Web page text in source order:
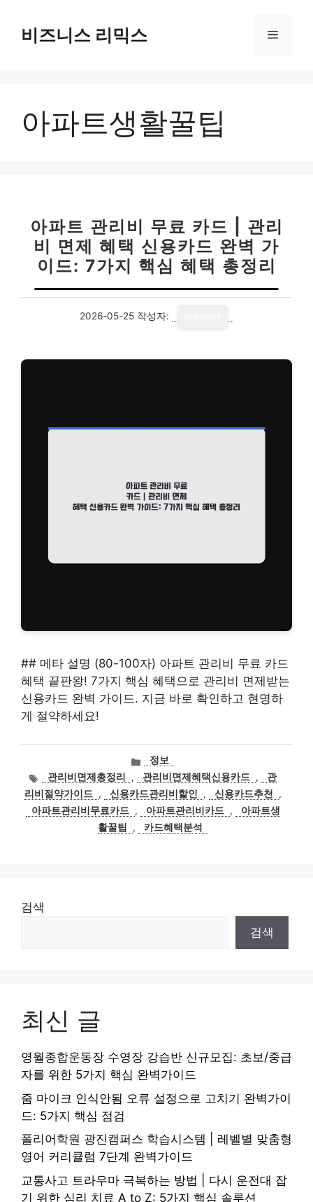
비즈니스 리믹스 메
아파트생활꿀팁
아파트 관리비 무료 카드 | 관리
비 면제 혜택 신용카드 완벽 가
이드: 7가지 핵심 혜택 총정리
2026-05-25 작성자:
## 메타 설명 (80-100자) 아파트 관리비 무료 카드
혜택 끝판왕! 7가지 핵심 혜택으로 관리비 면제받는
신용카드 완벽 가이드. 지금 바로 확인하고 현명하
게 절약하세요!
카
테
고
리
정보
태
그
관리비면제총정리 , 관리비면제혜택신용카드 ,
관
리비절약가이드 , 신용카드관리비할인 , 신용카드추천
,
아파트관리비무료카드 , 아파트관리비카드 ,
아파트생
활꿀팁
, 카드혜택분석
검색
검색
최신 글
영월종합운동장 수영장 강습반 신규모집: 초보/중급
자를 위한 5가지 핵심 완벽가이드
줌 마이크 인식안됨 오류 설정으로 고치기 완벽가이
드: 5가지 핵심 점검
폴리어학원 광진캠퍼스 학습시스템 | 레벨별 맞춤형
영어 커리큘럼 7단계 완벽가이드
교통사고 트라우마 극복하는 방법 | 다시 운전대 잡
기 위한 심리 치료 A to Z: 5가지 핵심 솔루션